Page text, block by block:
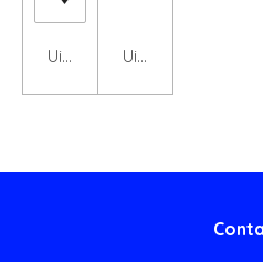
UitgeschakeldUitgeschakeld